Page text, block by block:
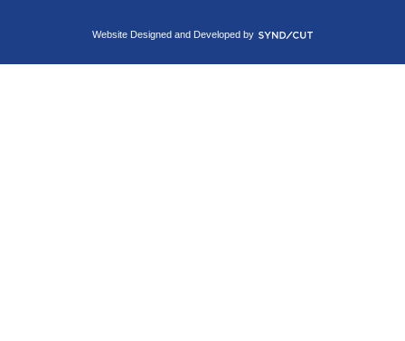
e
I
Website Designed and Developed by S
n